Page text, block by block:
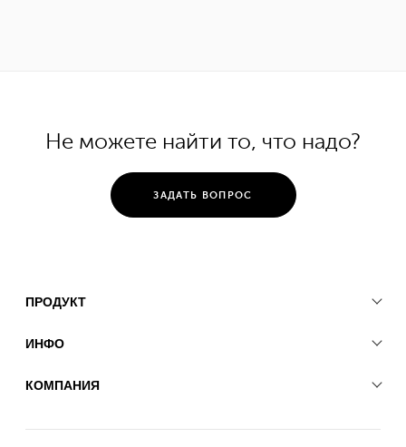
Не можете найти то, что надо?
ЗАДАТЬ ВОПРОС
ПРОДУКТ
ИНФО
КОМПАНИЯ